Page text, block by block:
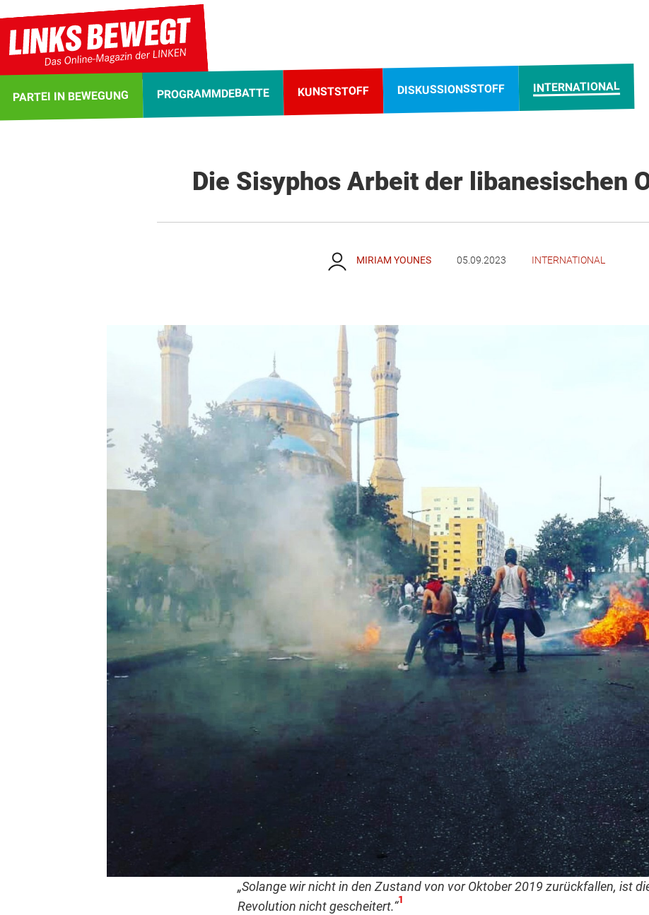
PARTEI IN BEWEGUNG PROGRAMMDEBATTE KUNSTSTOFF DISKUSSIONSSTOFF INTERNATIONAL
Die Sisyphos Arbeit der libanesischen
MIRIAM YOUNES 05.09.2023 INTERNATIONAL
„Solange wir nicht in den Zustand von vor Oktober 2019 zurückfallen, ist
Revolution nicht gescheitert.“1